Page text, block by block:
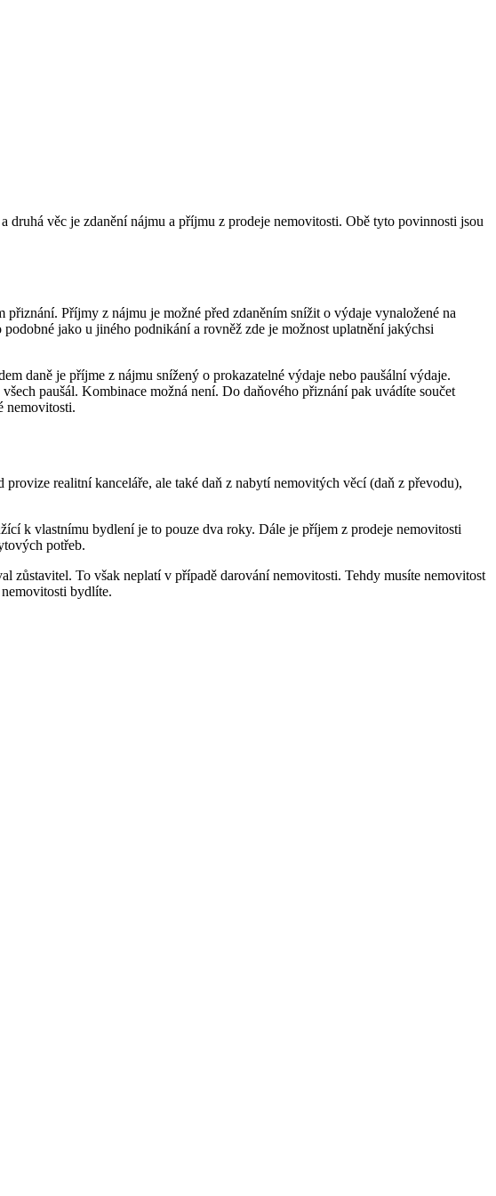
věc je zdanění nájmu a příjmu z prodeje nemovitosti. Obě tyto povinnosti jsou
Příjmy z nájmu je možné před zdaněním snížit o výdaje vynaložené na
jako u jiného podnikání a rovněž zde je možnost uplatnění jakýchsi
daně je příjme z nájmu snížený o prokazatelné výdaje nebo paušální výdaje.
paušál. Kombinace možná není. Do daňového přiznání pak uvádíte součet
nemovitosti.
realitní kanceláře, ale také daň z nabytí nemovitých věcí (daň z převodu),
k vlastnímu bydlení je to pouze dva roky. Dále je příjem z prodeje nemovitosti
potřeb.
zůstavitel. To však neplatí v případě darování nemovitosti. Tehdy musíte nemovitost
bydlíte.